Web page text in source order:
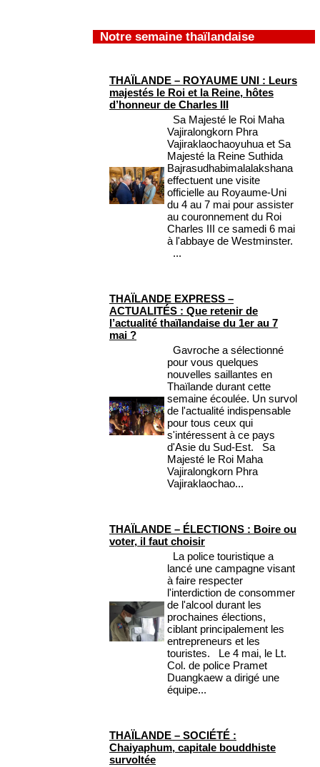
Notre semaine thaïlandaise
THAÏLANDE – ROYAUME UNI : Leurs
majestés le Roi et la Reine, hôtes
d’honneur de Charles III
Sa Majesté le Roi Maha
Vajiralongkorn Phra
Vajiraklaochaoyuhua et Sa
Majesté la Reine Suthida
Bajrasudhabimalalakshana
effectuent une visite
officielle au Royaume-Uni
du 4 au 7 mai pour assister
au couronnement du Roi
Charles III ce samedi 6 mai
à l'abbaye de Westminster.
...
THAÏLANDE EXPRESS –
ACTUALITÉS : Que retenir de
l’actualité thaïlandaise du 1er au 7
mai ?
Gavroche a sélectionné
pour vous quelques
nouvelles saillantes en
Thaïlande durant cette
semaine écoulée. Un survol
de l'actualité indispensable
pour tous ceux qui
s'intéressent à ce pays
d'Asie du Sud-Est. Sa
Majesté le Roi Maha
Vajiralongkorn Phra
Vajiraklaochao...
THAÏLANDE – ÉLECTIONS : Boire ou
voter, il faut choisir
La police touristique a
lancé une campagne visant
à faire respecter
l'interdiction de consommer
de l'alcool durant les
prochaines élections,
ciblant principalement les
entrepreneurs et les
touristes. Le 4 mai, le Lt.
Col. de police Pramet
Duangkaew a dirigé une
équipe...
THAÏLANDE – SOCIÉTÉ :
Chaiyaphum, capitale bouddhiste
survoltée